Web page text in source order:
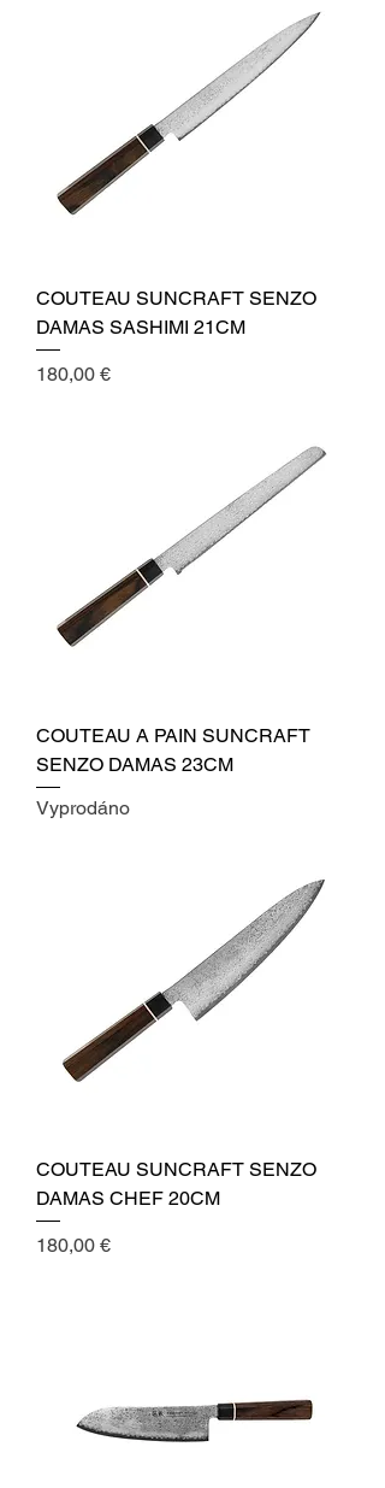
COUTEAU SUNCRAFT SENZO
DAMAS SASHIMI 21CM
Cena
180,00 €
COUTEAU A PAIN SUNCRAFT
SENZO DAMAS 23CM
Vyprodáno
COUTEAU SUNCRAFT SENZO
DAMAS CHEF 20CM
Cena
180,00 €